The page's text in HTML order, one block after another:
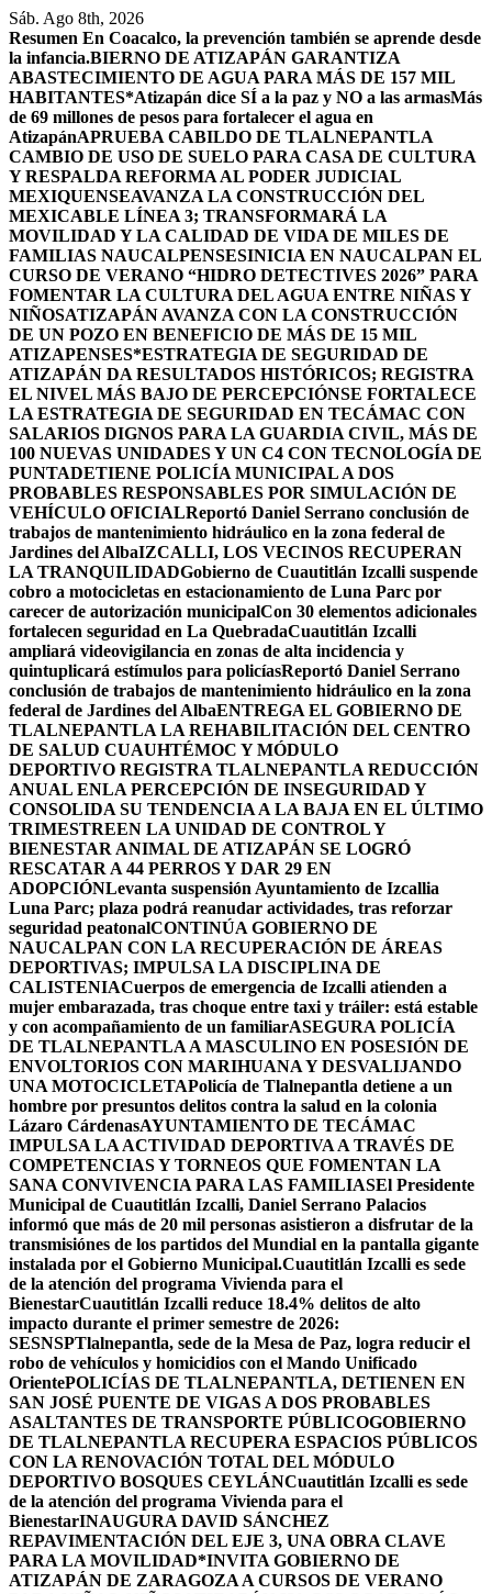
Saltar
al
contenido
Sáb. Ago 8th, 2026
Resumen En Coacalco, la prevención también se aprende desde
la infancia.BIERNO DE ATIZAPÁN GARANTIZA
ABASTECIMIENTO DE AGUA PARA MÁS DE 157 MIL
HABITANTES*Atizapán dice SÍ a la paz y NO a las armasMás
de 69 millones de pesos para fortalecer el agua en
AtizapánAPRUEBA CABILDO DE TLALNEPANTLA
CAMBIO DE USO DE SUELO PARA CASA DE CULTURA
Y RESPALDA REFORMA AL PODER JUDICIAL
MEXIQUENSEAVANZA LA CONSTRUCCIÓN DEL
MEXICABLE LÍNEA 3; TRANSFORMARÁ LA
MOVILIDAD Y LA CALIDAD DE VIDA DE MILES DE
FAMILIAS NAUCALPENSESINICIA EN NAUCALPAN EL
CURSO DE VERANO “HIDRO DETECTIVES 2026” PARA
FOMENTAR LA CULTURA DEL AGUA ENTRE NIÑAS Y
NIÑOSATIZAPÁN AVANZA CON LA CONSTRUCCIÓN
DE UN POZO EN BENEFICIO DE MÁS DE 15 MIL
ATIZAPENSES*ESTRATEGIA DE SEGURIDAD DE
ATIZAPÁN DA RESULTADOS HISTÓRICOS; REGISTRA
EL NIVEL MÁS BAJO DE PERCEPCIÓNSE FORTALECE
LA ESTRATEGIA DE SEGURIDAD EN TECÁMAC CON
SALARIOS DIGNOS PARA LA GUARDIA CIVIL, MÁS DE
100 NUEVAS UNIDADES Y UN C4 CON TECNOLOGÍA DE
PUNTADETIENE POLICÍA MUNICIPAL A DOS
PROBABLES RESPONSABLES POR SIMULACIÓN DE
VEHÍCULO OFICIALReportó Daniel Serrano conclusión de
trabajos de mantenimiento hidráulico en la zona federal de
Jardines del AlbaIZCALLI, LOS VECINOS RECUPERAN
LA TRANQUILIDADGobierno de Cuautitlán Izcalli suspende
cobro a motocicletas en estacionamiento de Luna Parc por
carecer de autorización municipalCon 30 elementos adicionales
fortalecen seguridad en La QuebradaCuautitlán Izcalli
ampliará videovigilancia en zonas de alta incidencia y
quintuplicará estímulos para policíasReportó Daniel Serrano
conclusión de trabajos de mantenimiento hidráulico en la zona
federal de Jardines del AlbaENTREGA EL GOBIERNO DE
TLALNEPANTLA LA REHABILITACIÓN DEL CENTRO
DE SALUD CUAUHTÉMOC Y MÓDULO
DEPORTIVO REGISTRA TLALNEPANTLA REDUCCIÓN
ANUAL ENLA PERCEPCIÓN DE INSEGURIDAD Y
CONSOLIDA SU TENDENCIA A LA BAJA EN EL ÚLTIMO
TRIMESTREEN LA UNIDAD DE CONTROL Y
BIENESTAR ANIMAL DE ATIZAPÁN SE LOGRÓ
RESCATAR A 44 PERROS Y DAR 29 EN
ADOPCIÓNLevanta suspensión Ayuntamiento de Izcallia
Luna Parc; plaza podrá reanudar actividades, tras reforzar
seguridad peatonalCONTINÚA GOBIERNO DE
NAUCALPAN CON LA RECUPERACIÓN DE ÁREAS
DEPORTIVAS; IMPULSA LA DISCIPLINA DE
CALISTENIACuerpos de emergencia de Izcalli atienden a
mujer embarazada, tras choque entre taxi y tráiler: está estable
y con acompañamiento de un familiarASEGURA POLICÍA
DE TLALNEPANTLA A MASCULINO EN POSESIÓN DE
ENVOLTORIOS CON MARIHUANA Y DESVALIJANDO
UNA MOTOCICLETAPolicía de Tlalnepantla detiene a un
hombre por presuntos delitos contra la salud en la colonia
Lázaro CárdenasAYUNTAMIENTO DE TECÁMAC
IMPULSA LA ACTIVIDAD DEPORTIVA A TRAVÉS DE
COMPETENCIAS Y TORNEOS QUE FOMENTAN LA
SANA CONVIVENCIA PARA LAS FAMILIASEl Presidente
Municipal de Cuautitlán Izcalli, Daniel Serrano Palacios
informó que más de 20 mil personas asistieron a disfrutar de la
transmisiónes de los partidos del Mundial en la pantalla gigante
instalada por el Gobierno Municipal.Cuautitlán Izcalli es sede
de la atención del programa Vivienda para el
BienestarCuautitlán Izcalli reduce 18.4% delitos de alto
impacto durante el primer semestre de 2026:
SESNSPTlalnepantla, sede de la Mesa de Paz, logra reducir el
robo de vehículos y homicidios con el Mando Unificado
OrientePOLICÍAS DE TLALNEPANTLA, ​DETIENEN EN
SAN JOSÉ PUENTE DE VIGAS A DOS PROBABLES
ASALTANTES DE TRANSPORTE PÚBLICOGOBIERNO
DE TLALNEPANTLA RECUPERA ESPACIOS PÚBLICOS
CON LA RENOVACIÓN TOTAL DEL MÓDULO
DEPORTIVO BOSQUES CEYLÁNCuautitlán Izcalli es sede
de la atención del programa Vivienda para el
BienestarINAUGURA DAVID SÁNCHEZ
REPAVIMENTACIÓN DEL EJE 3, UNA OBRA CLAVE
PARA LA MOVILIDAD*INVITA GOBIERNO DE
ATIZAPÁN DE ZARAGOZA A CURSOS DE VERANO